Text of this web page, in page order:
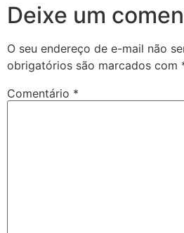
Deixe um
O seu endereço de e-mail não
obrigatórios são marcados com
Comentário *